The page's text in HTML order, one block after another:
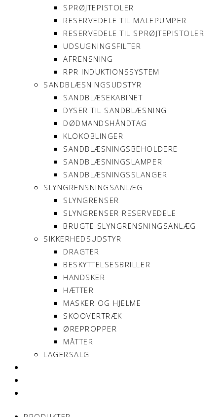
SPRØJTEPISTOLER
RESERVEDELE TIL MALEPUMPER
RESERVEDELE TIL SPRØJTEPISTOLER
UDSUGNINGSFILTER
AFRENSNING
RPR INDUKTIONSSYSTEM
SANDBLÆSNINGSUDSTYR
SANDBLÆSEKABINET
DYSER TIL SANDBLÆSNING
DØDMANDSHÅNDTAG
KLOKOBLINGER
SANDBLÆSNINGSBEHOLDERE
SANDBLÆSNINGSLAMPER
SANDBLÆSNINGSSLANGER
SLYNGRENSNINGSANLÆG
SLYNGRENSER
SLYNGRENSER RESERVEDELE
BRUGTE SLYNGRENSNINGSANLÆG
SIKKERHEDSUDSTYR
DRAGTER
BESKYTTELSESBRILLER
HANDSKER
HÆTTER
MASKER OG HJELME
SKOOVERTRÆK
ØREPROPPER
MÅTTER
LAGERSALG